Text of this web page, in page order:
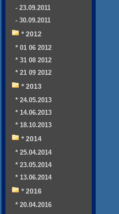
- 23.09.2011
- 30.09.2011
* 2012
* 01 06 2012
* 31 08 2012
* 21 09 2012
* 2013
* 24.05.2013
* 14.06.2013
* 18.10.2013
* 2014
* 25.04.2014
* 23.05.2014
* 13.06.2014
* 2016
* 20.04.2016